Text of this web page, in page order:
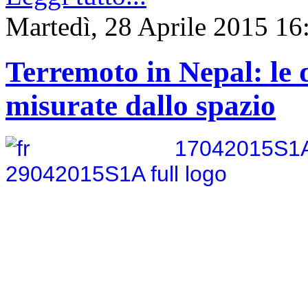
Martedì, 28 Aprile 2015
Terremoto in Nepal: le
misurate dallo spazio